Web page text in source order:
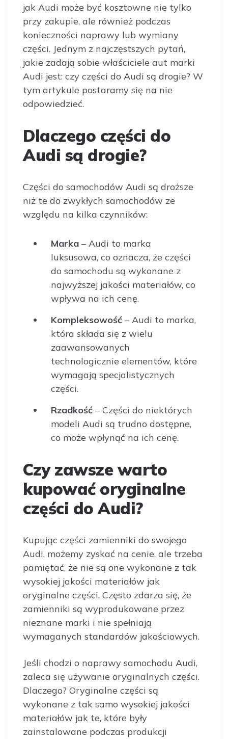
jak Audi może być kosztowne nie tylko
przy zakupie, ale również podczas
konieczności naprawy lub wymiany
części. Jednym z najczęstszych pytań,
jakie zadają sobie właściciele aut marki
Audi jest: czy części do Audi są drogie? W
tym artykule postaramy się na nie
odpowiedzieć.
Dlaczego części do
Audi są drogie?
Części do samochodów Audi są droższe
niż te do zwykłych samochodów ze
względu na kilka czynników:
Marka – Audi to marka
luksusowa, co oznacza, że części
do samochodu są wykonane z
najwyższej jakości materiałów, co
wpływa na ich cenę.
Kompleksowość – Audi to marka,
która składa się z wielu
zaawansowanych
technologicznie elementów, które
wymagają specjalistycznych
części.
Rzadkość – Części do niektórych
modeli Audi są trudno dostępne,
co może wpłynąć na ich cenę.
Czy zawsze warto
kupować oryginalne
części do Audi?
Kupując części zamienniki do swojego
Audi, możemy zyskać na cenie, ale trzeba
pamiętać, że nie są one wykonane z tak
wysokiej jakości materiałów jak
oryginalne części. Często zdarza się, że
zamienniki są wyprodukowane przez
nieznane marki i nie spełniają
wymaganych standardów jakościowych.
Jeśli chodzi o naprawy samochodu Audi,
zaleca się używanie oryginalnych części.
Dlaczego? Oryginalne części są
wykonane z tak samo wysokiej jakości
materiałów jak te, które były
zainstalowane podczas produkcji